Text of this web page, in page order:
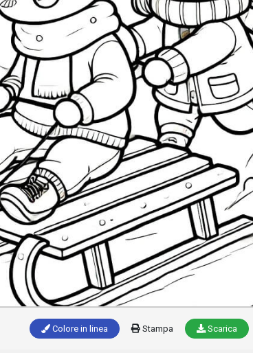
Colore in linea Stampa Scarica